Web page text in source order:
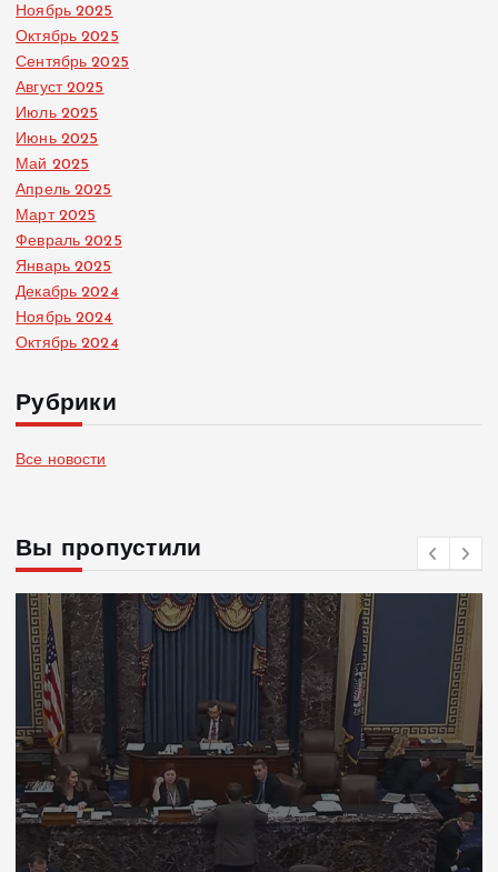
Ноябрь 2025
Октябрь 2025
Сентябрь 2025
Август 2025
Июль 2025
Июнь 2025
Май 2025
Апрель 2025
Март 2025
Февраль 2025
Январь 2025
Декабрь 2024
Ноябрь 2024
Октябрь 2024
Рубрики
Все новости
Вы пропустили